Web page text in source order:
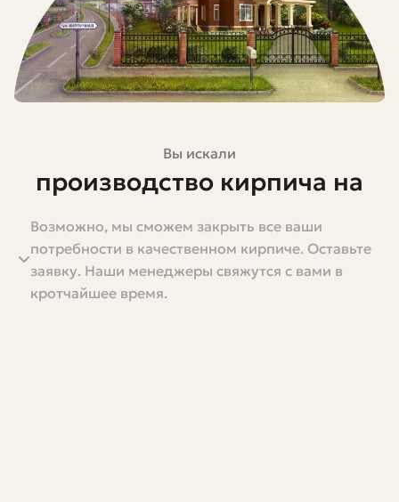
Вы искали
производство кирпича на
заказ
Кирпич — не просто стройматериал. Это характер
дома, фактура улицы и настроение фасада. Заказная
партия кирпича позволяет выйти за рамки
Возможно, мы сможем закрыть все ваши
потребности в качественном кирпиче. Оставьте
заявку. Наши менеджеры свяжутся с вами в
кротчайшее время.